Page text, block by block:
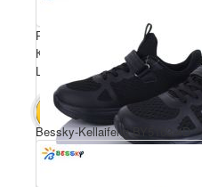
Розмірний ряд: 36-41
Комплектація ящика: 8
Ціна за пару: 650 грн.
В КОШИК 5200 грн.
Bessky-Kellaifeng BY5163-4D